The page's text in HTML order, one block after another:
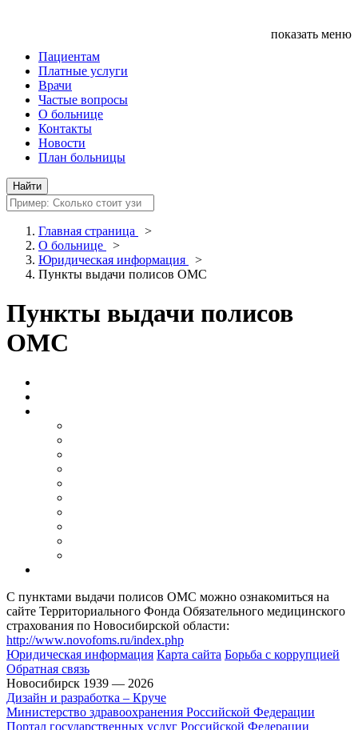
показать меню
Пациентам
Платные услуги
Врачи
Частые вопросы
О больнице
Контакты
Новости
План больницы
Главная страница
>
О больнице
>
Юридическая информация
>
Пункты выдачи полисов ОМС
Пункты выдачи полисов
ОМС
С пунктами выдачи полисов ОМС можно ознакомиться на
сайте Территориального Фонда Обязательного медицинского
страхования по Новосибирской области:
http://www.novofoms.ru/index.php
Юридическая информация Карта сайта Борьба с коррупцией
Обратная связь
Новосибирск 1939 — 2026
Дизайн и разработка – Круче
Министерство здравоохранения Российской Федерации
Портал государственных услуг Российской Федерации